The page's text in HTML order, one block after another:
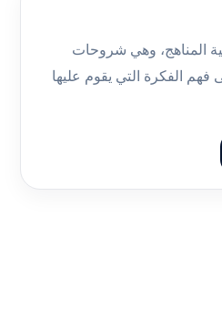
المناهج، وهي شروحات
الفكرة التي يقوم عليها